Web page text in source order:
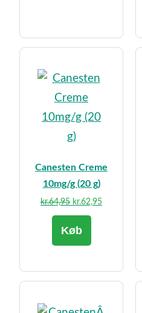
Canesten Creme
10mg/g (20 g)
kr.64,95 Den
oprindelige
pris
kr.62,95Den
Køb